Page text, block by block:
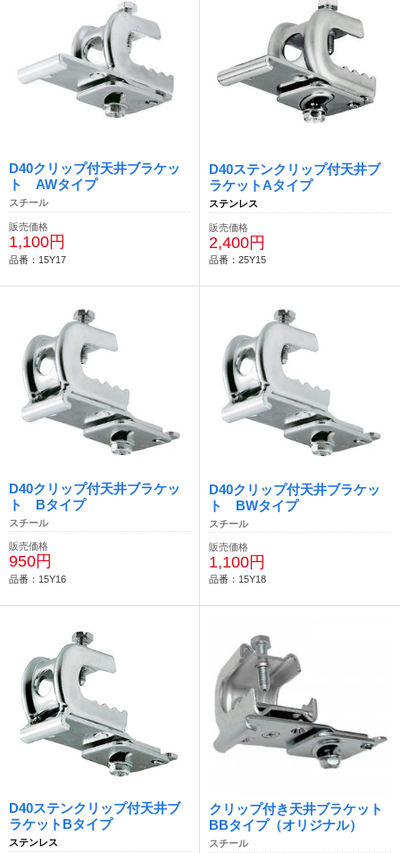
D40クリップ付天井ブラケッ
ト AWタイプ
スチール
販売価格
1,100円
品番：15Y17
D40ステンクリップ付天井ブ
ラケットAタイプ
ステンレス
販売価格
2,400円
品番：25Y15
D40クリップ付天井ブラケッ
ト Bタイプ
スチール
販売価格
950円
品番：15Y16
D40クリップ付天井ブラケッ
ト BWタイプ
スチール
販売価格
1,100円
品番：15Y18
D40ステンクリップ付天井ブ
ラケットBタイプ
ステンレス
クリップ付き天井ブラケット
BBタイプ（オリジナル）
スチール